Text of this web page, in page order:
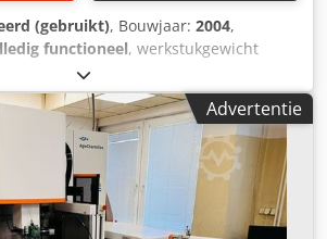
(gebruikt), Bouwjaar: 2004,
functioneel, werkstukgewicht
X-as:
250 mm, verplaatsingsafstand Z-as:256
2S Bouwjaar: 2004 X/Y/Z-
x 250 x 256 mm U/V-as verplaatsingen:
coniciteit: 30° bij 100 mm hoogte
750 x 550 x 250 mm
200 kg (in bad) / 450 kg (zonder
Ra: 0,20 µm
Advertentie